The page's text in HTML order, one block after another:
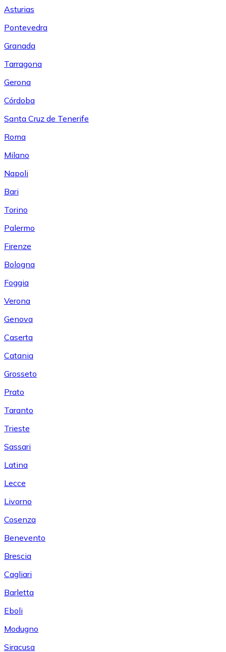
Asturias
Pontevedra
Granada
Tarragona
Gerona
Córdoba
Santa Cruz de Tenerife
Roma
Milano
Napoli
Bari
Torino
Palermo
Firenze
Bologna
Foggia
Verona
Genova
Caserta
Catania
Grosseto
Prato
Taranto
Trieste
Sassari
Latina
Lecce
Livorno
Cosenza
Benevento
Brescia
Cagliari
Barletta
Eboli
Modugno
Siracusa